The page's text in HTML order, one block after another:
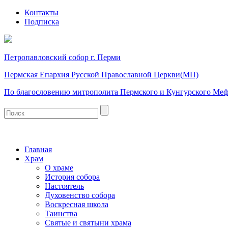
Контакты
Подписка
Петропавловский собор г. Перми
Пермская Епархия Русской Православной Церкви(МП)
По благословению митрополита Пермского и Кунгурского
Главная
Храм
О храме
История собора
Настоятель
Духовенство собора
Воскресная школа
Таинства
Святые и святыни храма